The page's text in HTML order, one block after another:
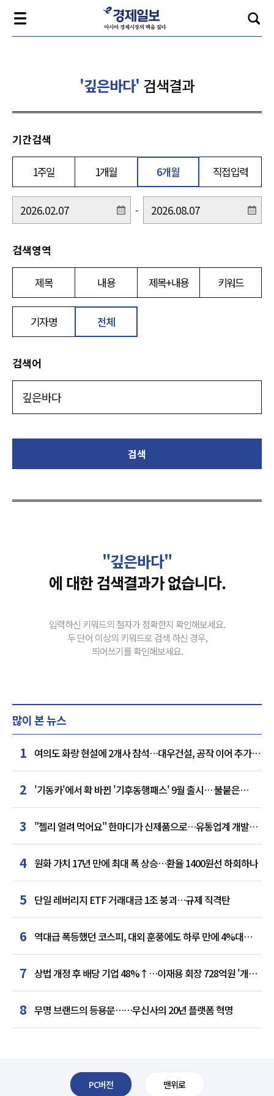
'깊은바다' 검색결과
기간검색
1주일 1개월 6개월 직접입력
-
검색영역
제목 내용 제목+내용 키워드
기자명 전체
검색어
검색
"깊은바다"
에 대한 검색결과가 없습니다.
입력하신 키워드의 철자가 정확한지 확인해보세요.
두 단어 이상의 키워드로 검색 하신 경우,
띄어쓰기를 확인해보세요.
많이 본 뉴스
1 여의도 화랑 현설에 2개사 참석…대우건설, 공작 이어 추가
거점 확보하나
2 '기동카'에서 확 바뀐 '기후동행패스' 9월 출시… 불붙은
카드사 경쟁
3
"젤리 얼려 먹어요" 한마디가 신제품으로…유통업계 개발실
된 SNS
4 원화 가치 17년 만에 최대 폭 상승…환율 1400원선 하회하나
5 단일 레버리지 ETF 거래대금 1조 붕괴…규제 직격탄
6 역대급 폭등했던 코스피, 대외 훈풍에도 하루 만에 4%대
급락
7 상법 개정 후 배당 기업 48%↑…이재용 회장 728억원 '개인
최다'
8 무명 브랜드의 등용문……무신사의 20년 플랫폼 혁명
PC버전 맨위로